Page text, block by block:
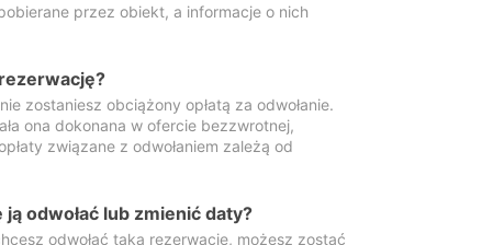
przez obiekt, a informacje o nich
zostaniesz obciążony opłatą za odwołanie.
ona dokonana w ofercie bezzwrotnej,
związane z odwołaniem zależą od
odwołać lub zmienić daty?
odwołać taką rezerwację, możesz zostać